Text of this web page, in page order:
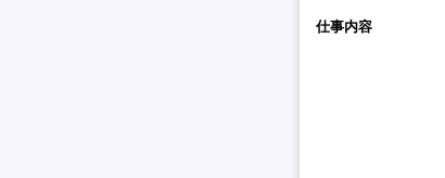
仕事内容